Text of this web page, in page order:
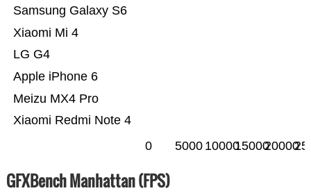
Xiaomi Redmi Note 4
Meizu MX4 Pro
Apple iPhone 6
LG G4
Xiaomi Mi 4
Samsung Galaxy S6
0 5000 100001500020000
GFXBench Manhattan (FPS)